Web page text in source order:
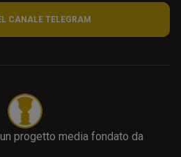
CANALE TELEGRAM
un progetto media fondato da